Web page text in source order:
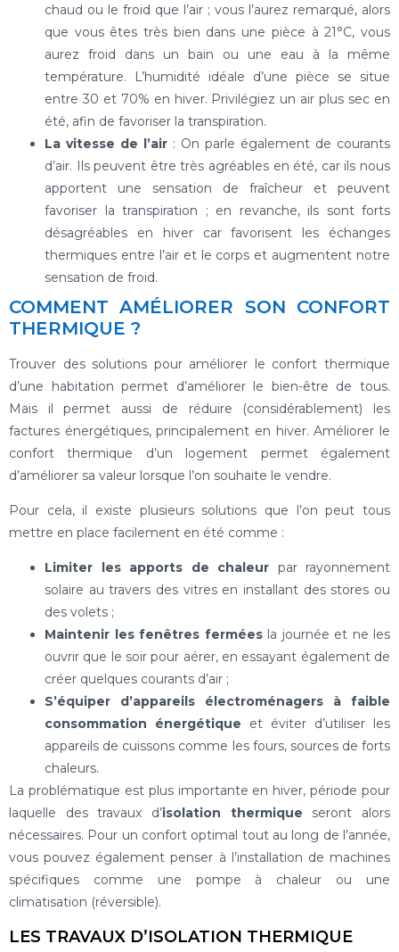
chaud ou le froid que l’air ; vous l’aurez remarqué, alors
que vous êtes très bien dans une pièce à 21°C, vous
aurez froid dans un bain ou une eau à la même
température. L’humidité idéale d’une pièce se situe
entre 30 et 70% en hiver. Privilégiez un air plus sec en
été, afin de favoriser la transpiration.
La vitesse de l’air : On parle également de courants
d’air. Ils peuvent être très agréables en été, car ils nous
apportent une sensation de fraîcheur et peuvent
favoriser la transpiration ; en revanche, ils sont forts
désagréables en hiver car favorisent les échanges
thermiques entre l’air et le corps et augmentent notre
sensation de froid.
COMMENT AMÉLIORER SON CONFORT
THERMIQUE ?
Trouver des solutions pour améliorer le confort thermique
d’une habitation permet d’améliorer le bien-être de tous.
Mais il permet aussi de réduire (considérablement) les
factures énergétiques, principalement en hiver. Améliorer le
confort thermique d’un logement permet également
d’améliorer sa valeur lorsque l’on souhaite le vendre.
Pour cela, il existe plusieurs solutions que l’on peut tous
mettre en place facilement en été comme :
Limiter les apports de chaleur par rayonnement
solaire au travers des vitres en installant des stores ou
des volets ;
Maintenir les fenêtres ferméesla journée et ne les
ouvrir que le soir pour aérer, en essayant également de
créer quelques courants d’air ;
S’équiper d’appareils électroménagers à faible
consommation énergétique et éviter d’utiliser les
appareils de cuissons comme les fours, sources de forts
chaleurs.
La problématique est plus importante en hiver, période pour
laquelle des travaux d’isolation thermique seront alors
nécessaires. Pour un confort optimal tout au long de l’année,
vous pouvez également penser à l’installation de machines
spécifiques comme une pompe à chaleur ou une
climatisation (réversible).
LES TRAVAUX D’ISOLATION THERMIQUE